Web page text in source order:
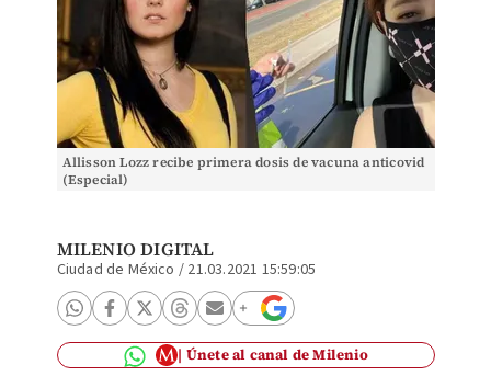
Allisson Lozz recibe primera dosis de vacuna anticovid
(Especial)
MILENIO DIGITAL
Ciudad de México / 21.03.2021 15:59:05
Únete al canal de Milenio